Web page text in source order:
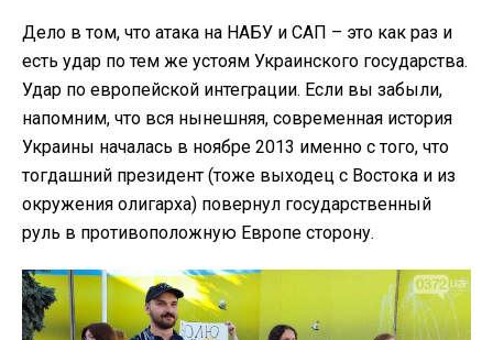
Дело в том, что атака на НАБУ и САП – это как раз и
есть удар по тем же устоям Украинского государства.
Удар по европейской интеграции. Если вы забыли,
напомним, что вся нынешняя, современная история
Украины началась в ноябре 2013 именно с того, что
тогдашний президент (тоже выходец с Востока и из
окружения олигарха) повернул государственный
руль в противоположную Европе сторону.